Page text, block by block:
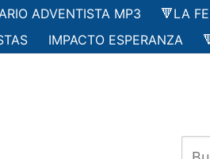
ADVENTISTA MP3 🔻LA
IMPACTO ESPERANZA